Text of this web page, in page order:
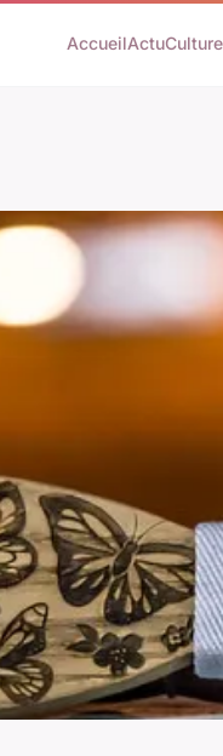
AccueilActuCulture